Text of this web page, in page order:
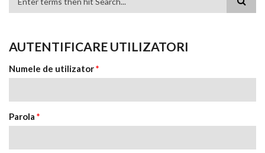
FORMULAR DE CĂUTARE
AUTENTIFICARE UTILIZATORI
Numele de utilizator*
Parola *